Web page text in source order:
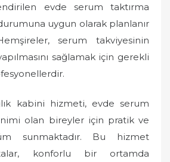
evde serum taktırma
uygun olarak planlanır
serum takviyesinin
sağlamak için gerekli
kabini hizmeti, evde serum
olan bireyler için pratik ve
sunmaktadır. Bu hizmet
konforlu bir ortamda